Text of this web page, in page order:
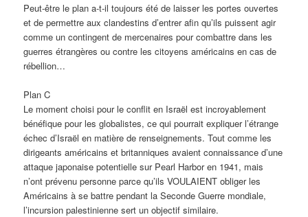
Peut-être le plan a-t-il toujours été de laisser les portes ouvertes
et de permettre aux clandestins d’entrer afin qu’ils puissent agir
comme un contingent de mercenaires pour combattre dans les
guerres étrangères ou contre les citoyens américains en cas de
rébellion…
Plan C
Le moment choisi pour le conflit en Israël est incroyablement
bénéfique pour les globalistes, ce qui pourrait expliquer l’étrange
échec d’Israël en matière de renseignements. Tout comme les
dirigeants américains et britanniques avaient connaissance d’une
attaque japonaise potentielle sur Pearl Harbor en 1941, mais
n’ont prévenu personne parce qu’ils VOULAIENT obliger les
Américains à se battre pendant la Seconde Guerre mondiale,
l’incursion palestinienne sert un objectif similaire.